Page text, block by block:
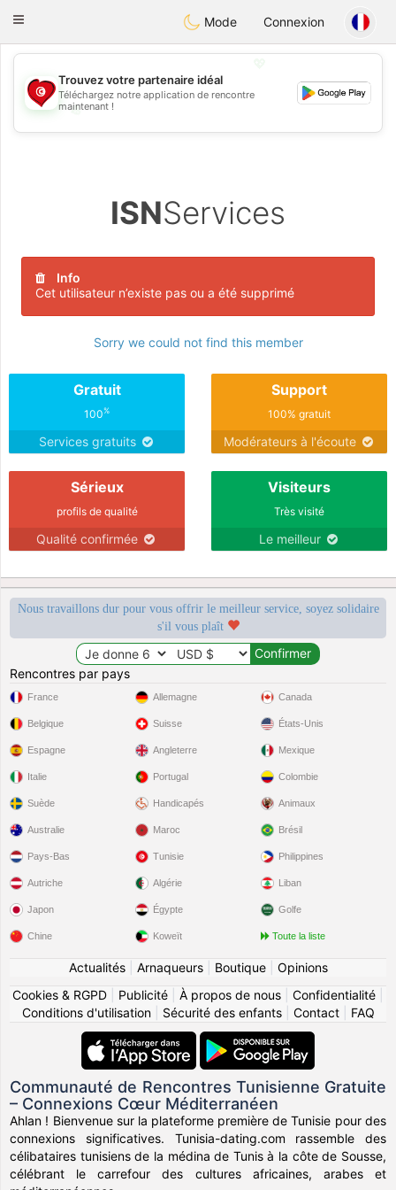
Tunisia Dating
Toggle
Mode Connexion
💖
💕
Trouvez votre partenaire idéal
Téléchargez notre application de rencontre
maintenant !
ISNServices
Info
Cet utilisateur n’existe pas ou a été supprimé
Sorry we could not find this member
Gratuit
100%
Services gratuits
Support
100% gratuit
Modérateurs à l'écoute
Sérieux
profils de qualité
Qualité confirmée
Visiteurs
Très visité
Le meilleur
Nous travaillons dur pour vous offrir le meilleur service, soyez solidaire
s'il vous plaît
Rencontres par pays
France
Belgique
Espagne
Italie
Suède
Allemagne
Suisse
Angleterre
Portugal
Handicapés
Canada
États-Unis
Mexique
Colombie
Animaux
Australie
Pays-Bas
Autriche
Japon
Chine
Maroc
Tunisie
Algérie
Égypte
Koweït
Brésil
Philippines
Liban
Golfe
Toute la liste
Actualités| Arnaqueurs| Boutique| Opinions
Cookies & RGPD
Publicité À propos de nous Confidentialité
Conditions d'utilisation| Sécurité des enfants| Contact| FAQ
Communauté de Rencontres Tunisienne Gratuite
– Connexions Cœur Méditerranéen
Ahlan ! Bienvenue sur la plateforme première de Tunisie pour des
connexions significatives. Tunisia-dating.com rassemble des
célibataires tunisiens de la médina de Tunis à la côte de Sousse,
célébrant le carrefour des cultures africaines, arabes et